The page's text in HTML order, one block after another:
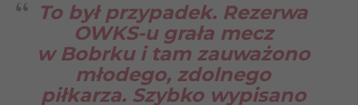
To był przypadek. Rezerwa
OWKS-u grała mecz
w Bobrku i tam zauważono
młodego, zdolnego
piłkarza. Szybko wypisano